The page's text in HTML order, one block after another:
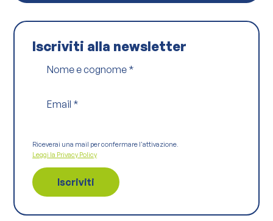
Iscriviti alla newsletter
Nome e cognome *
Email *
Riceverai una mail per confermare l'attivazione.
Leggi la Privacy Policy